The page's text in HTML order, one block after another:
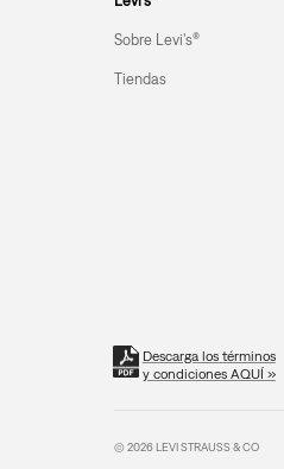
Sobre Levi's®
Tiendas
Descarga los términos
y condiciones AQUÍ »
© 2026 LEVI STRAUSS & CO